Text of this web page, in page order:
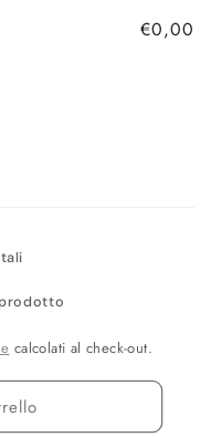
€0,00
calcolati al check-out.